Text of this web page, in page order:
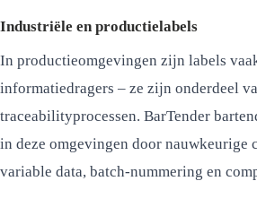
Industriële en productielabels
In productieomgevingen zijn labels
informatiedragers – ze zijn onderdeel
traceabilityprocessen. BarTender
in deze omgevingen door nauwkeurige
variable data, batch-nummering en